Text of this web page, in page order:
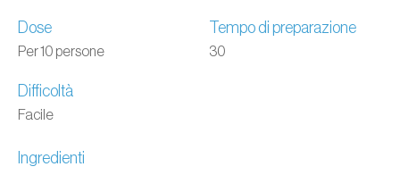
Dose
Per 10 persone
Tempo di preparazione
30
Difficoltà
Facile
Ingredienti